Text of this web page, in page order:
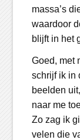
massa’s
waardoor
blijft in het
Goed, met
schrijf ik in
beelden
naar me
Zo zag ik
velen die